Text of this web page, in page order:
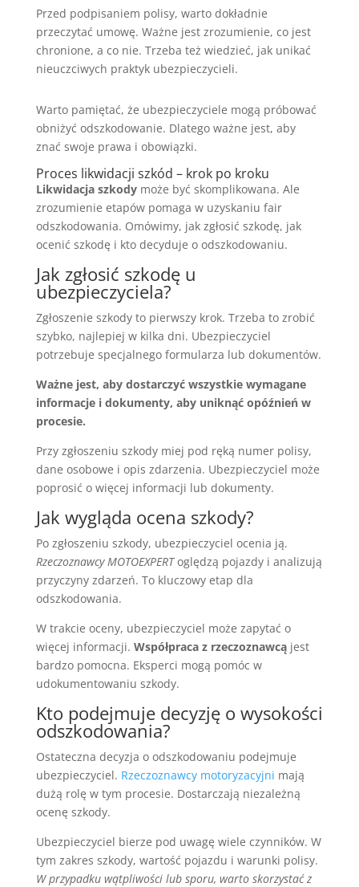
Przed podpisaniem polisy, warto dokładnie
przeczytać umowę. Ważne jest zrozumienie, co jest
chronione, a co nie. Trzeba też wiedzieć, jak unikać
nieuczciwych praktyk ubezpieczycieli.
Warto pamiętać, że ubezpieczyciele mogą próbować
obniżyć odszkodowanie. Dlatego ważne jest, aby
znać swoje prawa i obowiązki.
Proces likwidacji szkód – krok po kroku
Likwidacja szkodymoże być skomplikowana. Ale
zrozumienie etapów pomaga w uzyskaniu fair
odszkodowania. Omówimy, jak zgłosić szkodę, jak
ocenić szkodę i kto decyduje o odszkodowaniu.
Jak zgłosić szkodę u
ubezpieczyciela?
Zgłoszenie szkody to pierwszy krok. Trzeba to zrobić
szybko, najlepiej w kilka dni. Ubezpieczyciel
potrzebuje specjalnego formularza lub dokumentów.
Ważne jest, aby dostarczyć wszystkie wymagane
informacje i dokumenty, aby uniknąć opóźnień w
procesie.
Przy zgłoszeniu szkody miej pod ręką numer polisy,
dane osobowe i opis zdarzenia. Ubezpieczyciel może
poprosić o więcej informacji lub dokumenty.
Jak wygląda ocena szkody?
Po zgłoszeniu szkody, ubezpieczyciel ocenia ją.
Rzeczoznawcy MOTOEXPERToględzą pojazdy i analizują
przyczyny zdarzeń. To kluczowy etap dla
odszkodowania.
W trakcie oceny, ubezpieczyciel może zapytać o
więcej informacji. Współpraca z rzeczoznawcąjest
bardzo pomocna. Eksperci mogą pomóc w
udokumentowaniu szkody.
Kto podejmuje decyzję o wysokości
odszkodowania?
Ostateczna decyzja o odszkodowaniu podejmuje
ubezpieczyciel. Rzeczoznawcy motoryzacyjni mają
dużą rolę w tym procesie. Dostarczają niezależną
ocenę szkody.
Ubezpieczyciel bierze pod uwagę wiele czynników. W
tym zakres szkody, wartość pojazdu i warunki polisy.
W przypadku wątpliwości lub sporu, warto skorzystać z